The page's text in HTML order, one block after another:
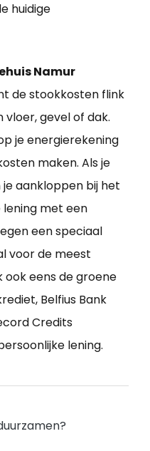
huidige
Namur
de stookkosten flink
gevel of dak.
je energierekening
maken. Als je
aankloppen bij het
lening met een
een speciaal
voor de meest
ook eens de groene
Belfius Bank
Credits
lening.